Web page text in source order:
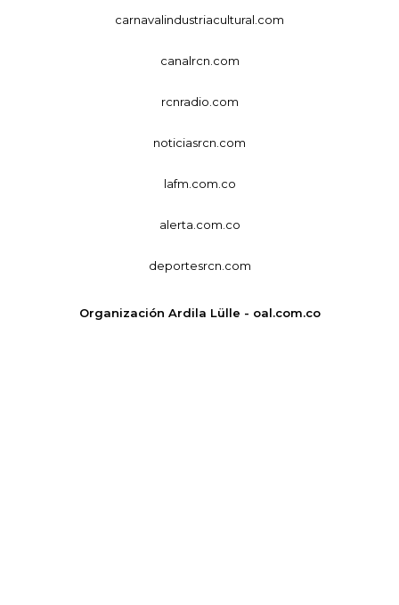
carnavalindustriacultural.com
canalrcn.com
rcnradio.com
noticiasrcn.com
lafm.com.co
alerta.com.co
deportesrcn.com
Organización Ardila Lülle - oal.com.co